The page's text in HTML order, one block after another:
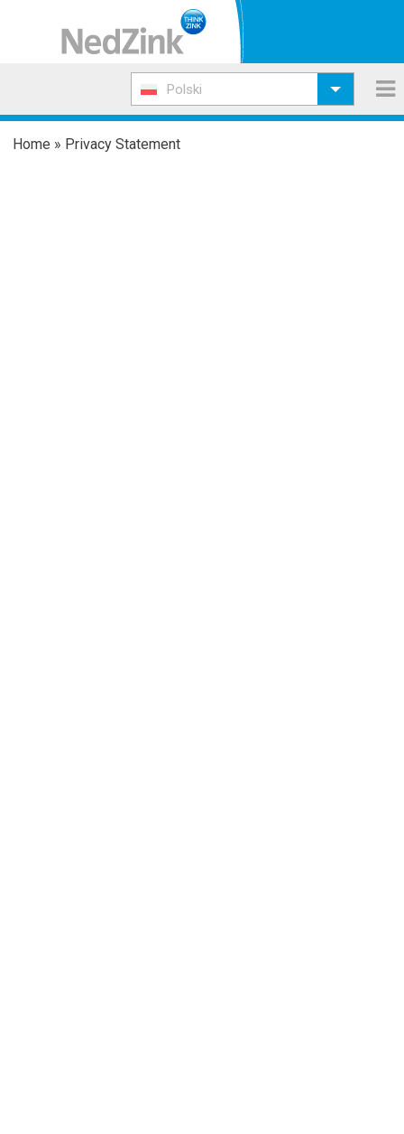
Polski
Home » Privacy Statement